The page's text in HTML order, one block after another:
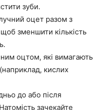
зуби.
оцет разом з
зменшити кількість
оцтом, які вимагають
кислих
до або після
зачекайте